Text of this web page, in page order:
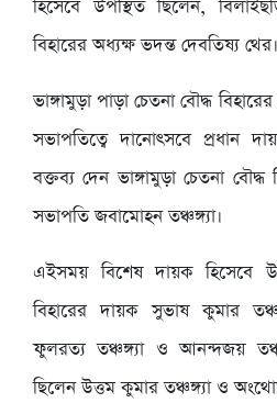
হিসেবে উপস্থিত ছিলেন,
বিহারের অধ্যক্ষ ভদন্ত দেবতিষ্য থের।
ভাঙ্গামুড়া পাড়া চেতনা বৌদ্ধ
সভাপতিত্বে দানোৎসবে প্রধান
বক্তব্য দেন ভাঙ্গামুড়া চেতনা বৌদ্ধ
সভাপতি জবামোহন তঞ্চঙ্গ্যা।
এইসময় বিশেষ দায়ক হিসেবে
বিহারের দায়ক সুভাষ কুমার
ফুলরত্য তঞ্চঙ্গ্যা ও আনন্দজয়
ছিলেন উত্তম কুমার তঞ্চঙ্গ্যা ও